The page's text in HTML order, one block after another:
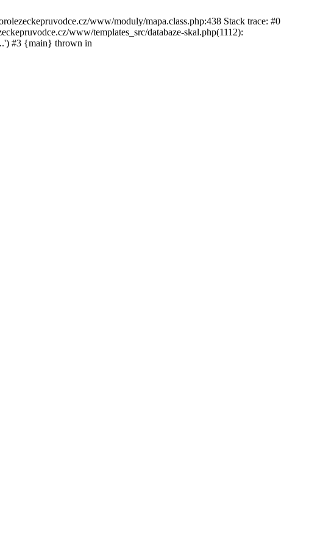
www/moduly/mapa.class.php:438 Stack trace: #0
www/templates_src/databaze-skal.php(1112):
#3 {main} thrown in